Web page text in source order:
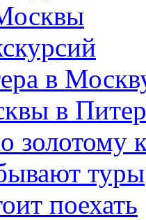
в
в Питер
золотому
туры
поехать